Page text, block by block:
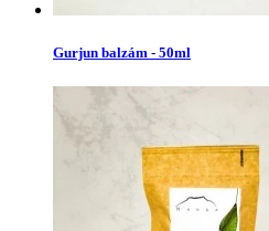
Gurjun balzám - 50ml